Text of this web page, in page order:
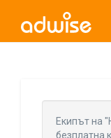
Уважаеми
бихме искали да
Eкипът на
безплатна